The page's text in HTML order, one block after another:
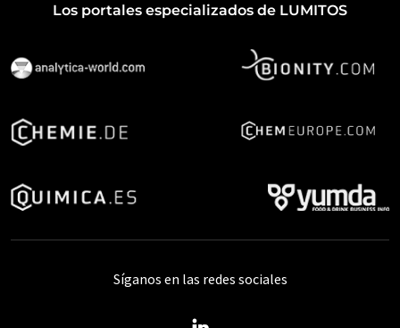
Los portales especializados de LUMITOS
Síganos en las redes sociales